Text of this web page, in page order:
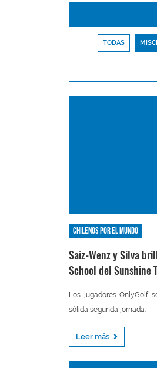
TODAS
Chilenos por el mundo
Saiz-Wenz y Silva
School del Sunshine
Los jugadores OnlyGolf
sólida segunda jornada.
Leer más